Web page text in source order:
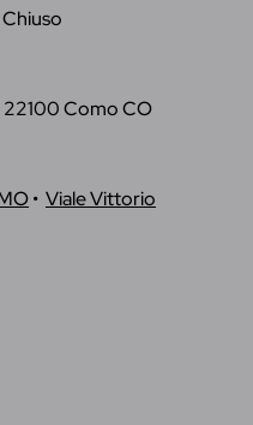
22100 Como CO
• Viale Vittorio